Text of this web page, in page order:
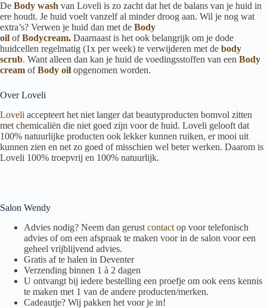
De Body wash van Loveli is zo zacht dat het de balans van je huid in
ere houdt. Je huid voelt vanzelf al minder droog aan. Wil je nog wat
extra’s? Verwen je huid dan met de Body
oil ofBodycream. Daarnaast is het ook belangrijk om je dode
huidcellen regelmatig (1x per week) te verwijderen met de body
scrub. Want alleen dan kan je huid de voedingsstoffen van een Body
cream ofBody oil opgenomen worden.
Over Loveli
Loveli accepteert het niet langer dat beautyproducten bomvol zitten
met chemicaliën die niet goed zijn voor de huid. Loveli gelooft dat
100% natuurlijke producten ook lekker kunnen ruiken, er mooi uit
kunnen zien en net zo goed of misschien wel beter werken. Daarom is
Loveli 100% troepvrij en 100% natuurlijk.
Salon Wendy
Advies nodig? Neem dan gerust contact op voor telefonisch
advies of om een afspraak te maken voor in de salon voor een
geheel vrijblijvend advies.
Gratis af te halen in Deventer
Verzending binnen 1 à 2 dagen
U ontvangt bij iedere bestelling een proefje om ook eens kennis
te maken met 1 van de andere producten/merken.
Cadeautje? Wij pakken het voor je in!